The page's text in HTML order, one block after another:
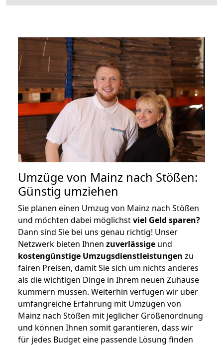
Umzüge von Mainz nach Stößen:
Günstig umziehen
Sie planen einen Umzug von Mainz nach Stößen
und möchten dabei möglichstviel Geld sparen?
Dann sind Sie bei uns genau richtig! Unser
Netzwerk bieten Ihnen zuverlässige und
kostengünstige Umzugsdienstleistungen zu
fairen Preisen, damit Sie sich um nichts anderes
als die wichtigen Dinge in Ihrem neuen Zuhause
kümmern müssen. Weiterhin verfügen wir über
umfangreiche Erfahrung mit Umzügen von
Mainz nach Stößen mit jeglicher Größenordnung
und können Ihnen somit garantieren, dass wir
für jedes Budget eine passende Lösung finden